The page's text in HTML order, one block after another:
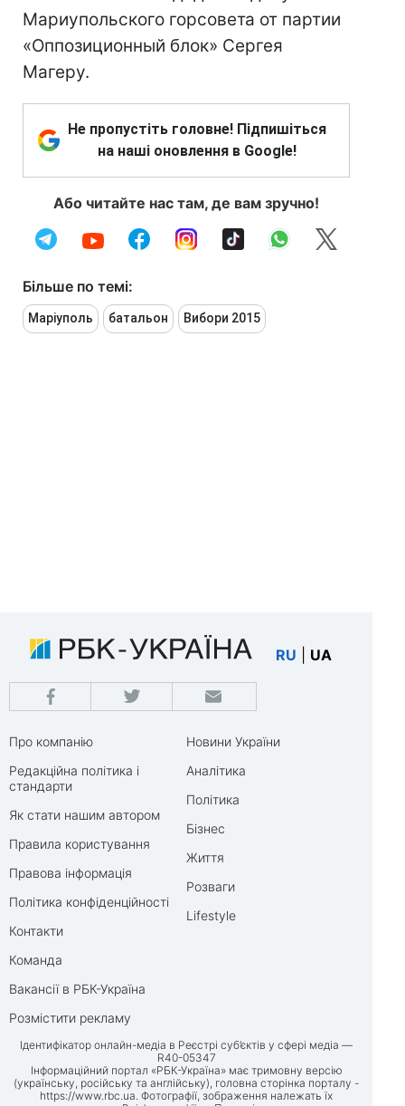
Мариупольского горсовета от партии
«Оппозиционный блок» Сергея
Магеру.
Не пропустіть головне! Підпишіться
на наші оновлення в Google!
Або читайте нас там, де вам зручно!
Більше по темі:
Маріуполь батальон Вибори 2015
RU UA
Про компанію
Редакційна політика і
стандарти
Як стати нашим автором
Правила користування
Правова інформація
Політика конфіденційності
Контакти
Команда
Вакансії в РБК-Україна
Розмістити рекламу
Новини України
Аналітика
Політика
Бізнес
Життя
Розваги
Lifestyle
Ідентифікатор онлайн-медіа в Реєстрі суб’єктів у сфері медіа —
R40-05347
Інформаційний портал «РБК-Україна» має тримовну версію
(українську, російську та англійську), головна сторінка порталу -
https://www.rbc.ua. Фотографії, зображення належать їх